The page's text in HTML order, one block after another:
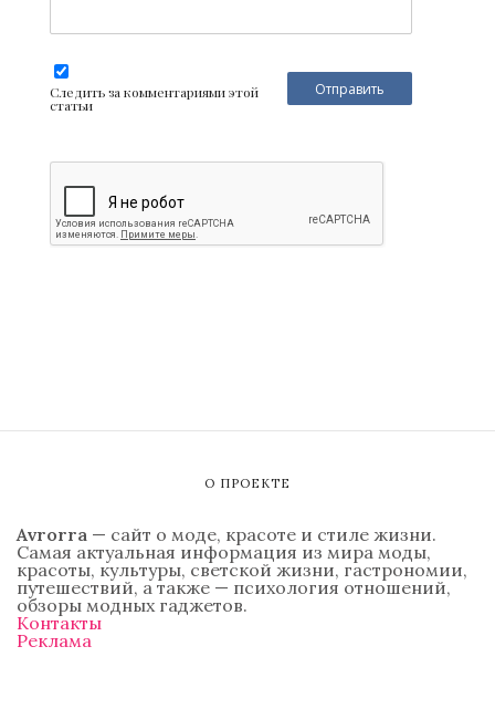
Следить за комментариями этой
статьи
О ПРОЕКТЕ
Avrorra — сайт о моде, красоте и стиле жизни.
Самая актуальная информация из мира моды,
красоты, культуры, светской жизни, гастрономии,
путешествий, а также — психология отношений,
обзоры модных гаджетов.
Контакты
Реклама